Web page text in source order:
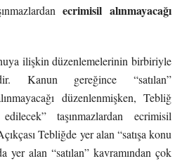
ecrimisil alınmayacağı
ilişkin düzenlemelerinin birbiriyle
Kanun gereğince “satılan”
düzenlenmişken, Tebliğ
taşınmazlardan ecrimisil
Tebliğde yer alan “satışa konu
yer alan “satılan” kavramından çok